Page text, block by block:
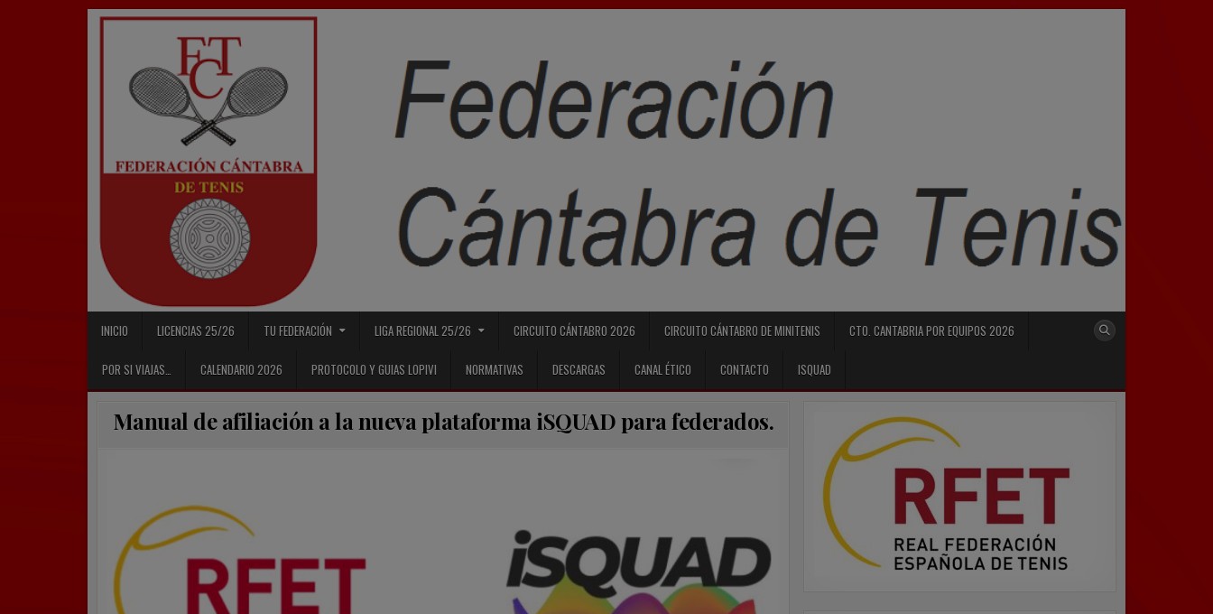
INICIO LICENCIAS 25/26 TU FEDERACIÓN LIGA REGIONAL 25/26 CIRCUITO CÁNTABRO 2026 CIRCUITO CÁNTABRO DE MINITENIS CTO. CANTABRIA POR EQUIPOS 2026
POR SI VIAJAS… CALENDARIO 2026 PROTOCOLO Y GUIAS LOPIVI NORMATIVAS DESCARGAS CANAL ÉTICO CONTACTO ISQUAD
Manual de afiliación a la nueva plataforma iSQUAD para federados.